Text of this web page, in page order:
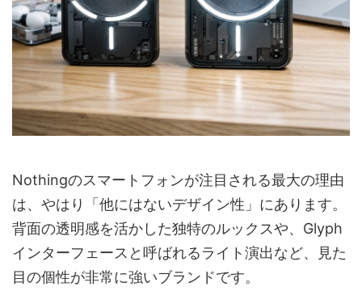
Nothingのスマートフォンが注目される最大の理由
は、やはり「他にはないデザイン性」にあります。
背面の透明感を活かした独特のルックスや、Glyph
インターフェースと呼ばれるライト演出など、見た
目の個性が非常に強いブランドです。